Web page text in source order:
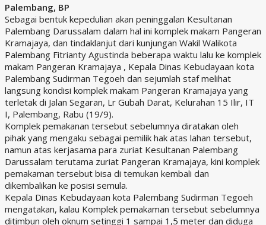
Palembang, BP
Sebagai bentuk kepedulian akan peninggalan Kesultanan
Palembang Darussalam dalam hal ini komplek makam Pangeran
Kramajaya, dan tindaklanjut dari kunjungan Wakil Walikota
Palembang Fitrianty Agustinda beberapa waktu lalu ke komplek
makam Pangeran Kramajaya , Kepala Dinas Kebudayaan kota
Palembang Sudirman Tegoeh dan sejumlah staf melihat
langsung kondisi komplek makam Pangeran Kramajaya yang
terletak di Jalan Segaran, Lr Gubah Darat, Kelurahan 15 Ilir, IT
I, Palembang, Rabu (19/9).
Komplek pemakanan tersebut sebelumnya diratakan oleh
pihak yang mengaku sebagai pemilik hak atas lahan tersebut,
namun atas kerjasama para zuriat Kesultanan Palembang
Darussalam terutama zuriat Pangeran Kramajaya, kini komplek
pemakaman tersebut bisa di temukan kembali dan
dikembalikan ke posisi semula.
Kepala Dinas Kebudayaan kota Palembang Sudirman Tegoeh
mengatakan, kalau Komplek pemakaman tersebut sebelumnya
ditimbun oleh oknum setinggi 1 sampai 1,5 meter dan diduga